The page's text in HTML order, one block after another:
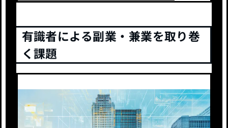
有識者による副業・兼業を取り巻
く課題